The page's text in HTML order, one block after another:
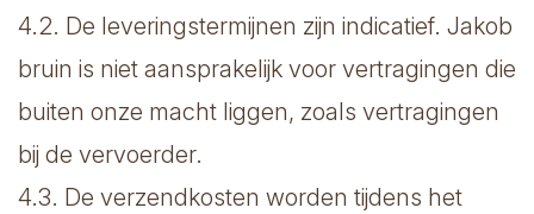
4.2. De leveringstermijnen zijn indicatief. Jakob
bruin is niet aansprakelijk voor vertragingen die
buiten onze macht liggen, zoals vertragingen
bij de vervoerder.
4.3. De verzendkosten worden tijdens het